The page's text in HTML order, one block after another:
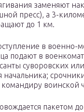
заменяют
пресс), а 3-
до 1 км.
в военно-
подают в
суворовских
воинской
пакетом